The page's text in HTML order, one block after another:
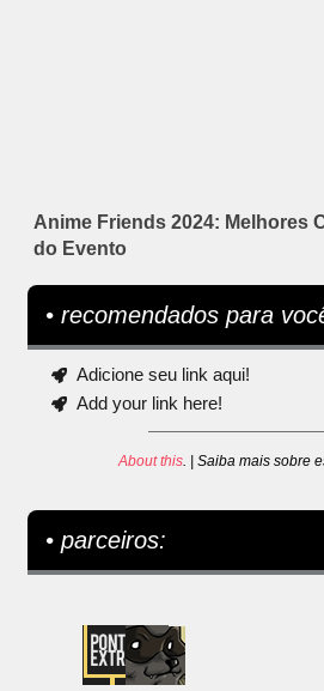
Anime Friends 2024: Melhores
do Evento
• recomendados para
Adicione seu link aqui!
Add your link here!
About this. | Saiba mais sobre
• parceiros: